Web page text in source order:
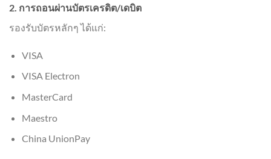
2. การถอนผ่านบัตรเครดิต/เดบิต
รองรับบัตรหลักๆ ได้แก่:
VISA
VISA Electron
MasterCard
Maestro
China UnionPay